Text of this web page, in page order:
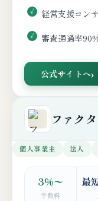
経営支援コン
審査通過率
公式サイトへ
ファク
個人事業主 法人
3%〜
手数料
最